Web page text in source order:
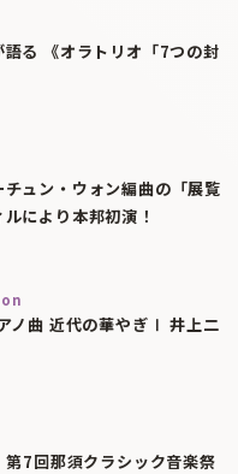
る 《オラトリオ「7つの封
ュン・ウォン編曲の「展覧
により本邦初演！
ノ曲 近代の華やぎⅠ 井上二
7回那須クラシック音楽祭